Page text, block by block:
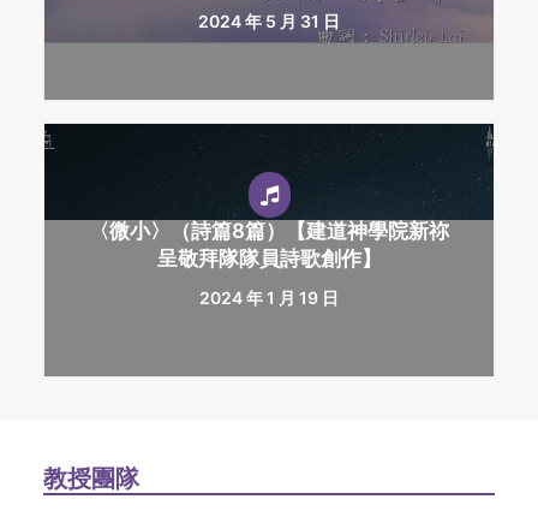
2024 年 5 月 31 日
〈微小〉（詩篇8篇）【建道神學院新祢
呈敬拜隊隊員詩歌創作】
2024 年 1 月 19 日
教授團隊